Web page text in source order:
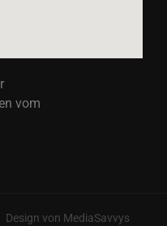
vom
Design von MediaSavvys